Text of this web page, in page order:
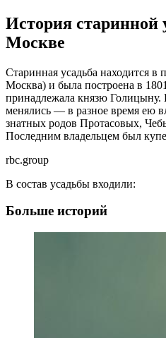
История старинной
Москве
Старинная усадьба находится
Москва) и была построена в
принадлежала князю Голицыну.
менялись — в разное время ею
знатных родов Протасовых,
Последним владельцем был
rbc.group
В состав усадьбы входили:
Больше историй